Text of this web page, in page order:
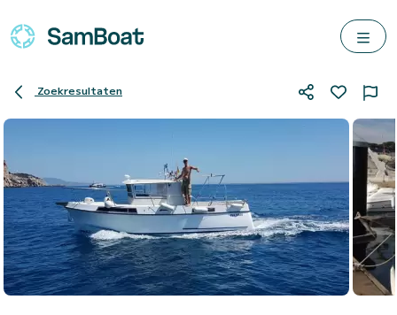
Zoekresultaten